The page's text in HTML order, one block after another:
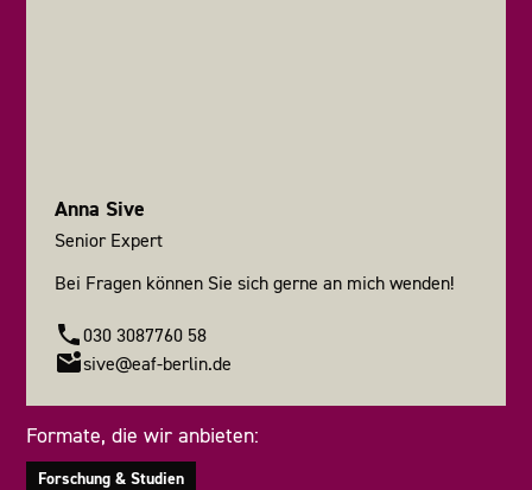
Anna Sive
Senior Expert
Bei Fragen können Sie sich gerne an mich wenden!
030 3087760 58
sive@eaf-berlin.de
Formate, die wir anbieten:
Forschung & Studien